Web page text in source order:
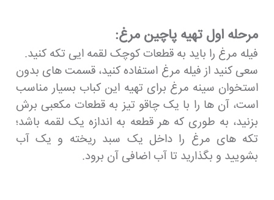
مرحله اول تهیه پاچین مرغ:
فیله مرغ را باید به قطعات کوچک لقمه ایی تکه کنید.
سعی کنید از فیله مرغ استفاده کنید، قسمت های بدون
استخوان سینه مرغ برای تهیه این کباب بسیار مناسب
است، آن ها را با یک چاقو تیز به قطعات مکعبی برش
بزنید، به طوری که هر قطعه به اندازه یک لقمه باشد؛
تکه های مرغ را داخل یک سبد ریخته و یک آب
بشویید و بگذارید تا آب اضافی آن برود.